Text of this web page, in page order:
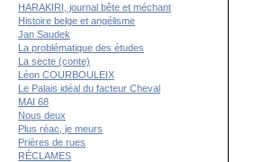
HARAKIRI, journal bête et méchant
Histoire belge et angélisme
Jan Saudek
La problématique des études
La secte (conte)
Léon COURBOULEIX
Le Palais idéal du facteur Cheval
MAI 68
Nous deux
Plus réac, je meurs
Prières de rues
RÉCLAMES